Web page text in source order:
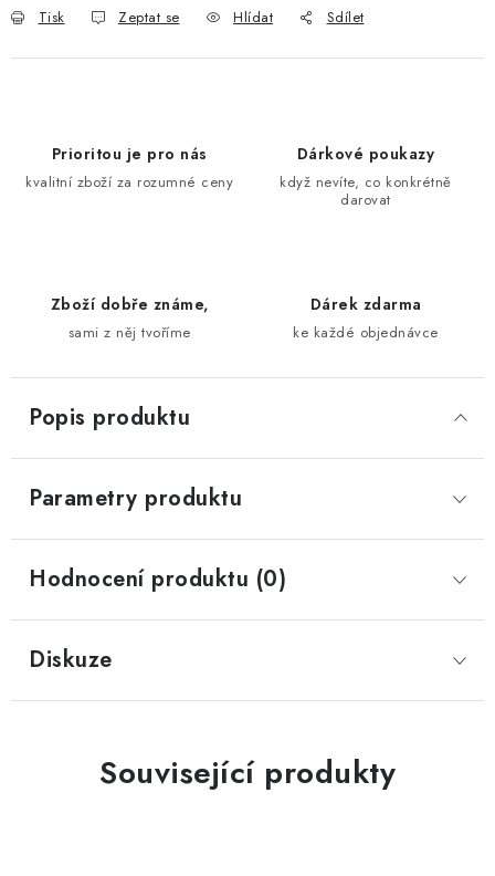
Tisk Zeptat se Hlídat Sdílet
Prioritou je pro nás
kvalitní zboží za rozumné ceny
Dárkové poukazy
když nevíte, co konkrétně
darovat
Zboží dobře známe,
sami z něj tvoříme
Dárek zdarma
ke každé objednávce
Popis produktu
Parametry produktu
Hodnocení produktu (0)
Diskuze
Související produkty